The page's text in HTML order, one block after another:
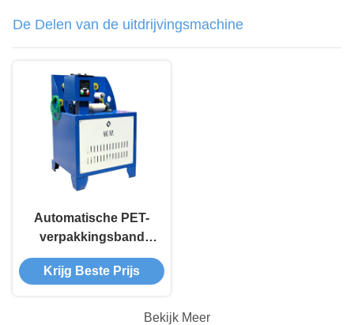
De Delen van de uitdrijvingsmachine
Automatische PET-
verpakkingsband
rollen banden
wikkeling machine
Krijg Beste Prijs
Bekijk Meer